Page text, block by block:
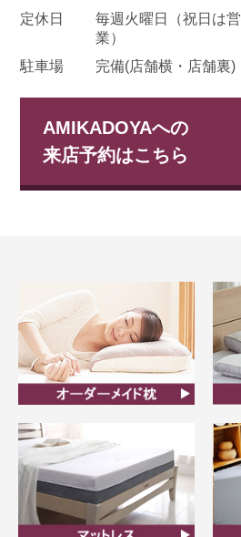
定休日
毎週火曜日
（祝日は営
業）
駐車場
完備(店舗横・店舗裏)
AMIKADOYAへの
来店予約はこちら